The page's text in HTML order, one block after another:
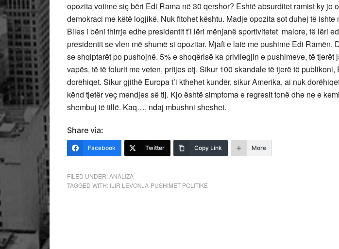
opozita votime siç bëri Edi Rama në 30 qershor? Eshtë absurditet ramist ky jo
demokraci me këtë logjikë. Nuk fitohet kështu. Madje opozita sot duhej të ishte
Biles i bëni thirrje edhe presidentit t’i lëri mënjanë sportivitetet malore, të lëri
presidentit se vlen më shumë si opozitar. Mjaft e latë me pushime Edi Ramën.
se shqiptarët po pushojnë. 5% e shoqërisë ka privilegjin e pushimeve, të tjerët
vapës, të të folurit me veten, pritjes etj. Sikur 100 skandale të tjerë të publikoni,
dorëhiqet. Sikur gjithë Europa t’i kthehet kundër, sikur Amerika, ai nuk
kënd tjetër veç mendjes së tij. Kjo është simptoma e regresit tonë dhe ne e
shembuj të tillë. Kaq…, ndaj mbushni sheshet.
Share via:
Facebook Twitter Copy Link More
FILED UNDER:ANALIZA
TAGGED WITH: ILIR LEVONJA-PUSHIMET POLITIKE